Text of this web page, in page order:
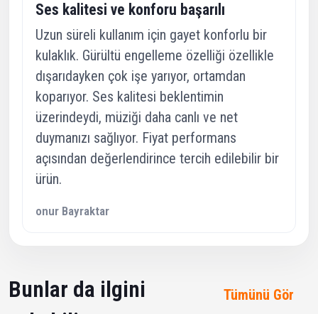
Ses kalitesi ve konforu başarılı
Uzun süreli kullanım için gayet konforlu bir
kulaklık. Gürültü engelleme özelliği özellikle
dışarıdayken çok işe yarıyor, ortamdan
koparıyor. Ses kalitesi beklentimin
üzerindeydi, müziği daha canlı ve net
duymanızı sağlıyor. Fiyat performans
açısından değerlendirince tercih edilebilir bir
ürün.
onur Bayraktar
Bunlar da ilgini
Tümünü Gör